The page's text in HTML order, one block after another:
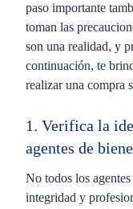
paso importante
toman las
son una realidad, y
continuación, te
realizar una compra
1. Verifica la
agentes de
No todos los
integridad y